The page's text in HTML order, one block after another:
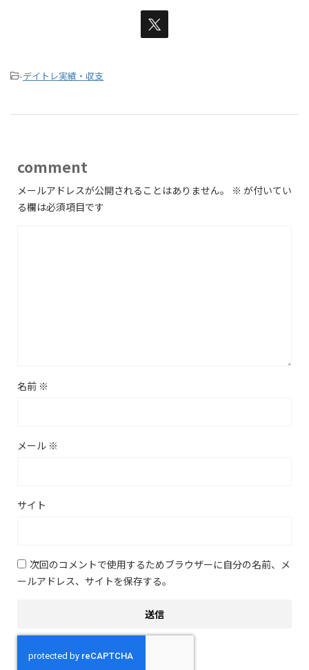
-デイトレ実績・収支
comment
メールアドレスが公開されることはありません。 ※ が付いてい
る欄は必須項目です
名前 ※
メール ※
サイト
次回のコメントで使用するためブラウザーに自分の名前、メ
ールアドレス、サイトを保存する。